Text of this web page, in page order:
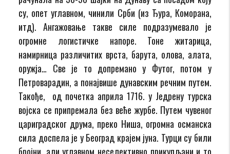
су, опет углавном, чинили Срби (из Ђура, Коморана,
итд). Ангажовање такве силе подразумевало је
огромне логистичке напоре. Тоне житарица,
намирница различитих врста, барута, олова, алата,
оружја… Све је то допремано у Футог, потом у
Петроварадин, а понајвише дунавским речним путем.
Такође, од почетка априла 1716. у Једрену турска
војска се припремала без веће журбе. Путем чувеног
цариградског друма, преко Ниша, огромна османска
сила доспела је у Београд крајем јуна. Турци су били
бројни, али углавном неселективно прикупљани и то